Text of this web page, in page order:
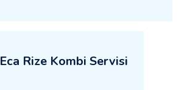
Eca Rize Kombi Servisi